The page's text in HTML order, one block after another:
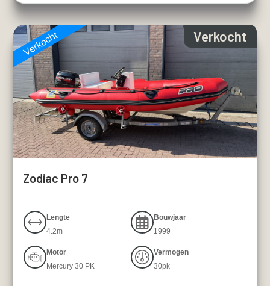
Verkocht
Verkocht
Zodiac Pro 7
Lengte
4.2m
Bouwjaar
1999
Motor
Mercury 30 PK
Vermogen
30pk